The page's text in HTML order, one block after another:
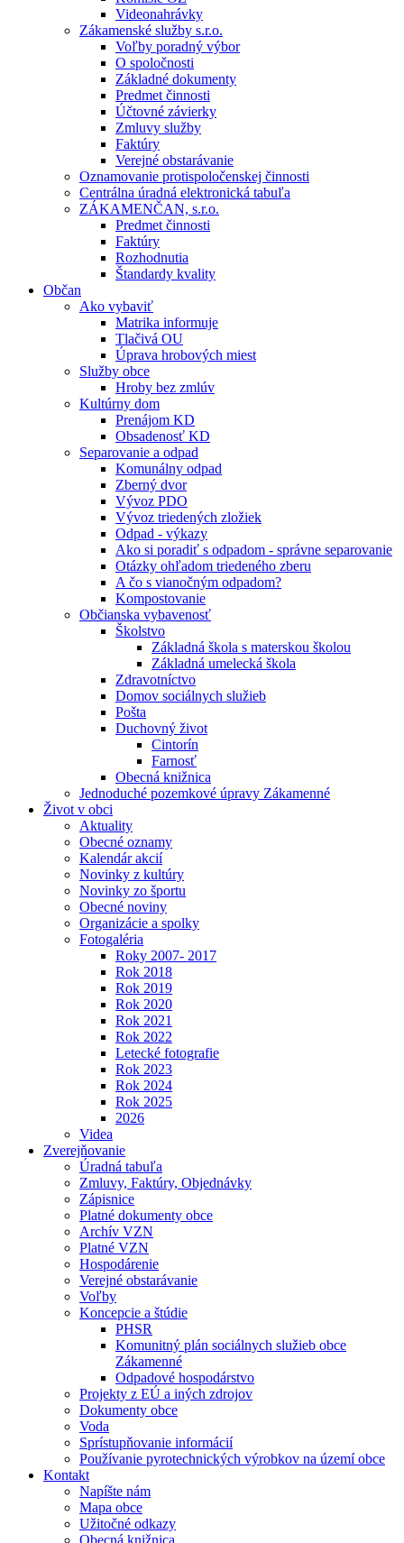
Videonahrávky
Zákamenské služby s.r.o.
Voľby poradný výbor
O spoločnosti
Základné dokumenty
Predmet činnosti
Účtovné závierky
Zmluvy služby
Faktúry
Verejné obstarávanie
Oznamovanie protispoločenskej činnosti
Centrálna úradná elektronická tabuľa
ZÁKAMENČAN, s.r.o.
Predmet činnosti
Faktúry
Rozhodnutia
Štandardy kvality
Občan
Ako vybaviť
Matrika informuje
Tlačivá OU
Úprava hrobových miest
Služby obce
Hroby bez zmlúv
Kultúrny dom
Prenájom KD
Obsadenosť KD
Separovanie a odpad
Komunálny odpad
Zberný dvor
Vývoz PDO
Vývoz triedených zložiek
Odpad - výkazy
Ako si poradiť s odpadom - správne separovanie
Otázky ohľadom triedeného zberu
A čo s vianočným odpadom?
Kompostovanie
Občianska vybavenosť
Školstvo
Základná škola s materskou školou
Základná umelecká škola
Zdravotníctvo
Domov sociálnych služieb
Pošta
Duchovný život
Cintorín
Farnosť
Obecná knižnica
Jednoduché pozemkové úpravy Zákamenné
Život v obci
Aktuality
Obecné oznamy
Kalendár akcií
Novinky z kultúry
Novinky zo športu
Obecné noviny
Organizácie a spolky
Fotogaléria
Roky 2007- 2017
Rok 2018
Rok 2019
Rok 2020
Rok 2021
Rok 2022
Letecké fotografie
Rok 2023
Rok 2024
Rok 2025
2026
Videa
Zverejňovanie
Úradná tabuľa
Zmluvy, Faktúry, Objednávky
Zápisnice
Platné dokumenty obce
Archív VZN
Platné VZN
Hospodárenie
Verejné obstarávanie
Voľby
Koncepcie a štúdie
PHSR
Komunitný plán sociálnych služieb obce
Zákamenné
Odpadové hospodárstvo
Projekty z EÚ a iných zdrojov
Dokumenty obce
Voda
Sprístupňovanie informácií
Používanie pyrotechnických výrobkov na území obce
Kontakt
Napíšte nám
Mapa obce
Užitočné odkazy
Obecná knižnica